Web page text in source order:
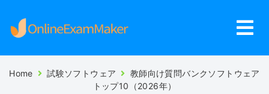
Home 試験ソフトウェア
教師向け質問バンクソフトウェア
トップ10（2026年）